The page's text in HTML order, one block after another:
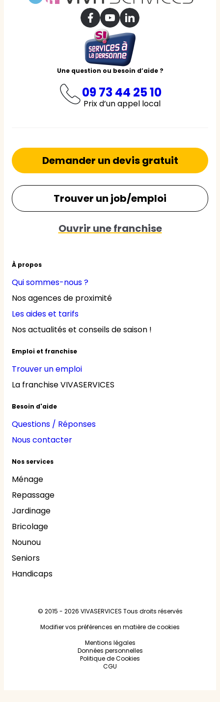
Une question ou besoin d’aide ?
09 73 44 25 10
Prix d’un appel local
À propos
Qui sommes-nous ?
Nos agences de proximité
Les aides et tarifs
Nos actualités et conseils de saison !
Emploi et franchise
Trouver un emploi
La franchise VIVASERVICES
Besoin d'aide
Questions / Réponses
Nous contacter
Nos services
Ménage
Repassage
Jardinage
Bricolage
Nounou
Seniors
Handicaps
Demander un devis gratuit
Trouver un job/emploi
Ouvrir une franchise
© 2015 - 2026 VIVASERVICES Tous droits réservés
Modifier vos préférences en matière de cookies
Mentions légales
Données personnelles
Politique de Cookies
CGU